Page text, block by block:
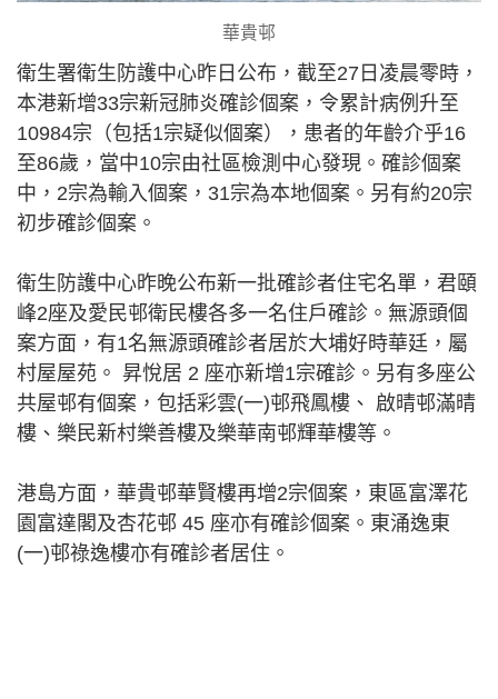
華貴邨
衛生署衛生防護中心昨日公布，截至27日凌晨零時，
本港新增33宗新冠肺炎確診個案，令累計病例升至
10984宗（包括1宗疑似個案），患者的年齡介乎16
至86歲，當中10宗由社區檢測中心發現。確診個案
中，2宗為輸入個案，31宗為本地個案。另有約20宗
初步確診個案。
衛生防護中心昨晚公布新一批確診者住宅名單，君頤
峰2座及愛民邨衛民樓各多一名住戶確診。無源頭個
案方面，有1名無源頭確診者居於大埔好時華廷，屬
村屋屋苑。 昇悅居 2 座亦新增1宗確診。另有多座公
共屋邨有個案，包括彩雲(一)邨飛鳳樓、 啟晴邨滿晴
樓、樂民新村樂善樓及樂華南邨輝華樓等。
港島方面，華貴邨華賢樓再增2宗個案，東區富澤花
園富達閣及杏花邨 45 座亦有確診個案。東涌逸東
(一)邨祿逸樓亦有確診者居住。